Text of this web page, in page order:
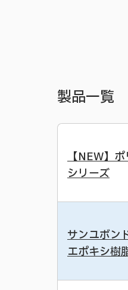
製品一覧
【NEW】
シリーズ
サンユボ
エポキシ樹